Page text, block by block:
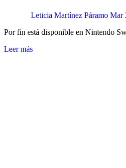
Leticia Martínez Páramo Mar
Por fin está disponible en Nintendo
Leer más